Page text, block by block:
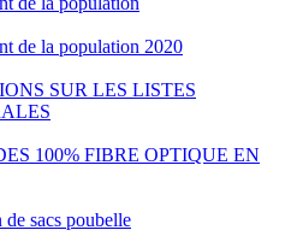
de la population 2020
SUR LES LISTES
100% FIBRE OPTIQUE EN
sacs poubelle